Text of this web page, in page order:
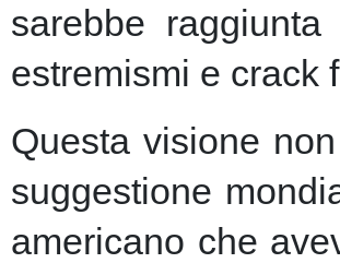
sarebbe
estremismi e crack
Questa visione
suggestione
americano che